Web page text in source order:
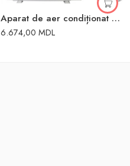
Aparat de aer condiționat alb 9000BTU 25m2 TCL
6.674,00 MDL